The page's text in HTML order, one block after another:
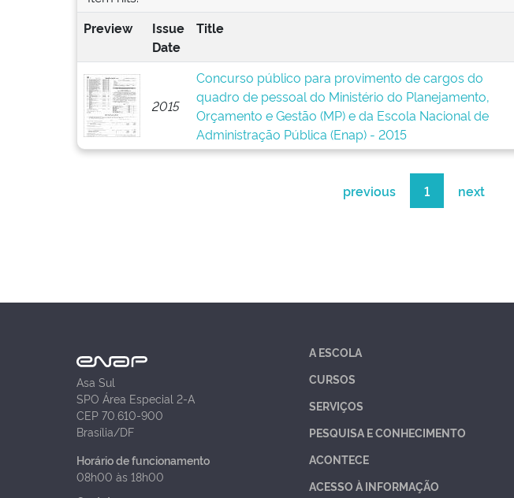
Preview
Issue
Date
Title
2015
Concurso público para provimento de cargos do
quadro de pessoal do Ministério do Planejamento,
Orçamento e Gestão (MP) e da Escola Nacional de
Administração Pública (Enap) - 2015
previous 1 next
Asa Sul
SPO Área Especial 2-A
CEP 70.610-900
Brasília/DF
Horário de funcionamento
08h00 às 18h00
A ESCOLA
CURSOS
SERVIÇOS
PESQUISA E CONHECIMENTO
ACONTECE
ACESSO À INFORMAÇÃO